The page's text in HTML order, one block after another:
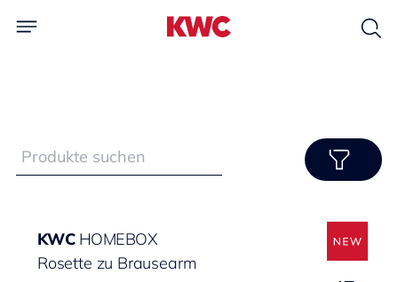
KWC HOMEBOX
Rosette zu Brausearm